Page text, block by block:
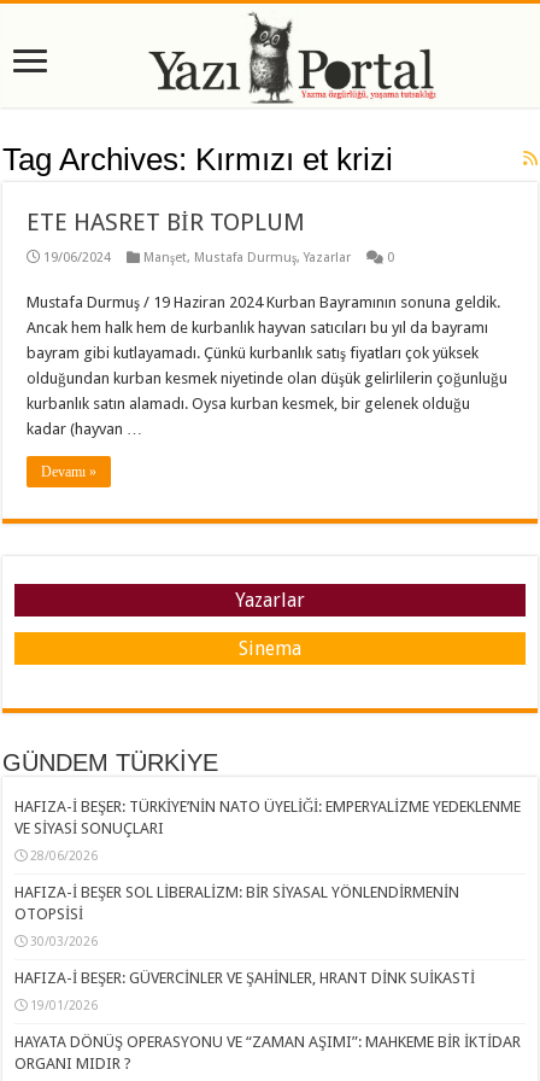
Tag Archives: Kırmızı et krizi
ETE HASRET BİR TOPLUM
19/06/2024 Manşet, Mustafa Durmuş,Yazarlar 0
Mustafa Durmuş / 19 Haziran 2024 Kurban Bayramının sonuna geldik.
Ancak hem halk hem de kurbanlık hayvan satıcıları bu yıl da bayramı
bayram gibi kutlayamadı. Çünkü kurbanlık satış fiyatları çok yüksek
olduğundan kurban kesmek niyetinde olan düşük gelirlilerin çoğunluğu
kurbanlık satın alamadı. Oysa kurban kesmek, bir gelenek olduğu
kadar (hayvan …
Devamı »
Yazarlar
Sinema
GÜNDEM TÜRKİYE
HAFIZA-İ BEŞER: TÜRKİYE’NİN NATO ÜYELİĞİ: EMPERYALİZME YEDEKLENME
VE SİYASİ SONUÇLARI
28/06/2026
HAFIZA-İ BEŞER SOL LİBERALİZM: BİR SİYASAL YÖNLENDİRMENİN
OTOPSİSİ
30/03/2026
HAFIZA-İ BEŞER: GÜVERCİNLER VE ŞAHİNLER, HRANT DİNK SUİKASTİ
19/01/2026
HAYATA DÖNÜŞ OPERASYONU VE “ZAMAN AŞIMI”: MAHKEME BİR İKTİDAR
ORGANI MIDIR ?